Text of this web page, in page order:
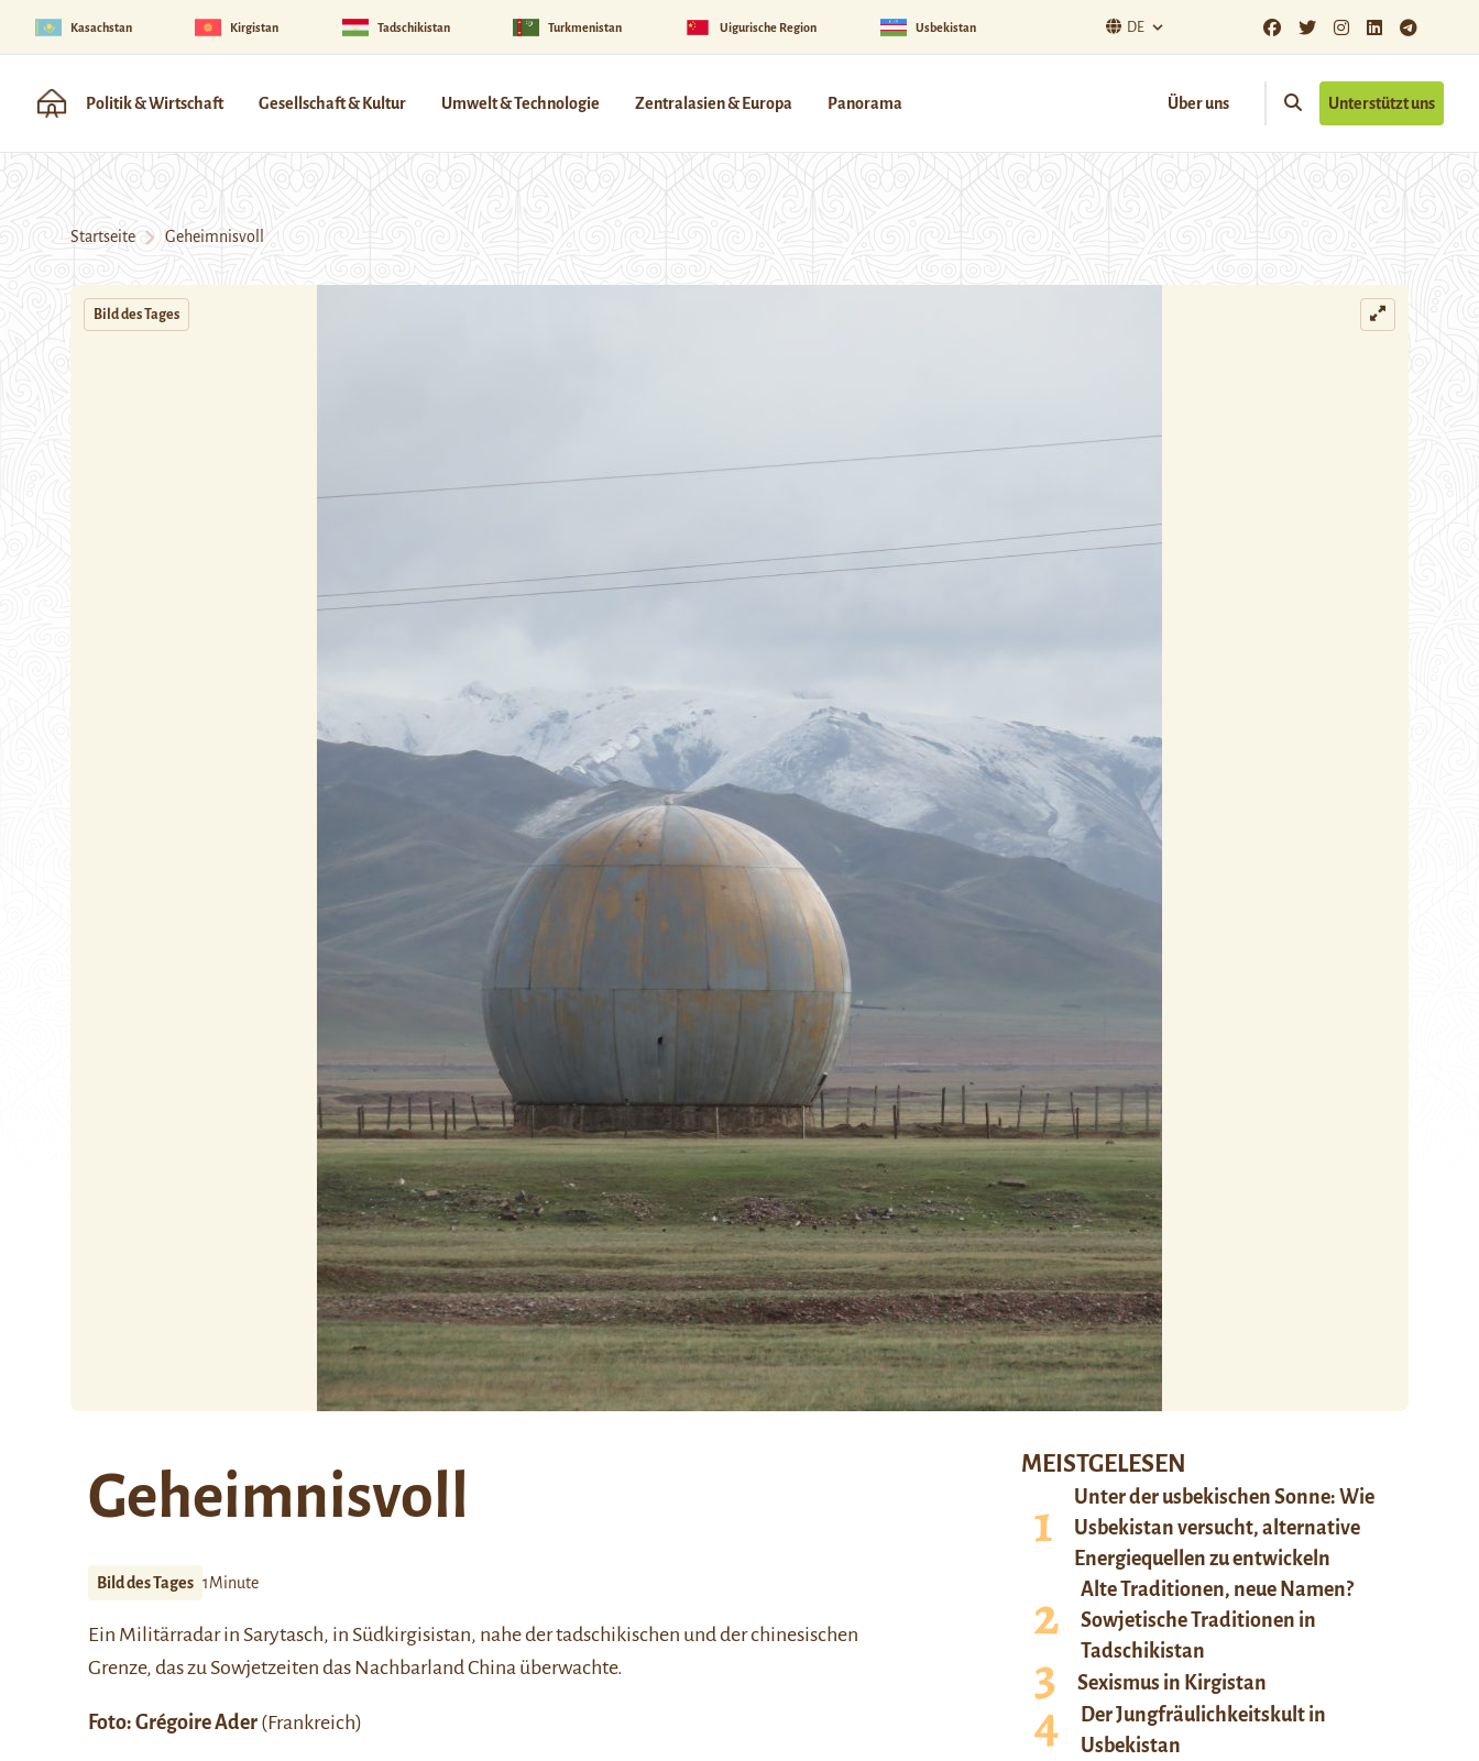
Kasachstan Kirgistan Tadschikistan Turkmenistan Uigurische Region Usbekistan DE
Politik & Wirtschaft Gesellschaft & Kultur Umwelt & Technologie Zentralasien & Europa Panorama Über uns Unterstützt uns
Startseite Geheimnisvoll
Bild des Tages
Geheimnisvoll
Bild des Tages 1Minute
Ein Militärradar in Sarytasch, in Südkirgisistan, nahe der tadschikischen und der chinesischen
Grenze, das zu Sowjetzeiten das Nachbarland China überwachte.
Foto: Grégoire Ader (Frankreich)
MEISTGELESEN
Unter der usbekischen Sonne: Wie
Usbekistan versucht, alternative
Energiequellen zu entwickeln
Alte Traditionen, neue Namen?
Sowjetische Traditionen in
Tadschikistan
Sexismus in Kirgistan
Der Jungfräulichkeitskult in
Usbekistan